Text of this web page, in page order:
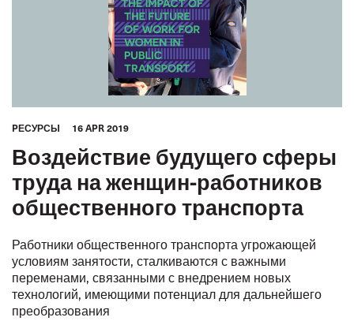
PЕСУРСЫ 16 APR 2019
Воздействие будущего сферы
труда на женщин-работников
общественного транспорта
Работники общественного транспорта угрожающей
условиям занятости, сталкиваются с важными
переменами, связанными с внедрением новых
технологий, имеющими потенциал для дальнейшего
преобразования